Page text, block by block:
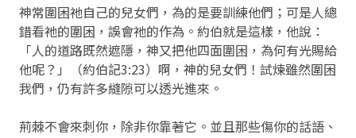
神常圍困祂自己的兒女們，為的是要訓練他們；可是人總
錯看祂的圍困，誤會祂的作為。約伯就是這樣，他說：
「人的道路既然遮隱，神又把他四面圍困，為何有光賜給
他呢？」（約伯記3:23）啊，神的兒女們！試煉雖然圍困
我們，仍有許多縫隙可以透光進來。
荊棘不會來刺你，除非你靠著它。並且那些傷你的話語、